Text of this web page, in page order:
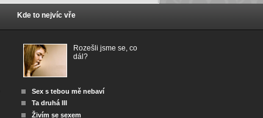
Kde to nejvíc vře
Rozešli jsme se, co
dál?
Sex s tebou mě nebaví
Ta druhá III
Živím se sexem